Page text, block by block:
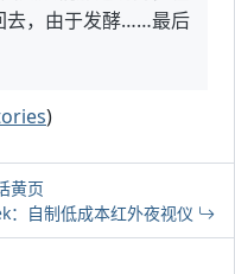
去，由于发酵……最后
)
黄页
：自制低成本红外夜视仪